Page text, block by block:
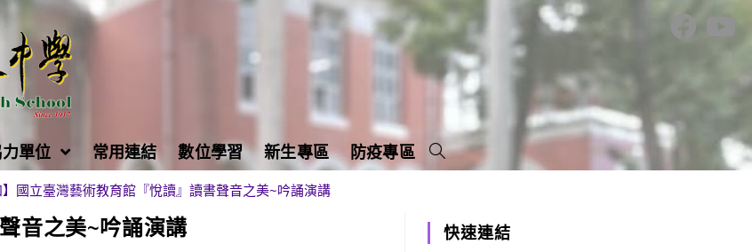
單位 常用連結 數位學習 新生專區 防疫專區
】國立臺灣藝術教育館『悅讀』讀書聲音之美~吟誦演講
音之美~吟誦演講
快速連結